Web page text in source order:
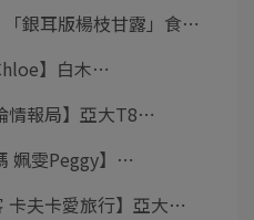
銀耳版楊枝甘露」食⋯
】白木⋯
情報局】亞大T8⋯
姵雯Peggy】⋯
卡夫卡愛旅行】亞大⋯